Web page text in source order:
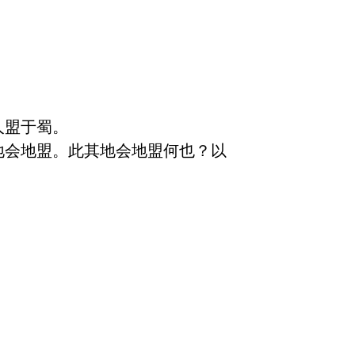
于蜀。
地盟。此其地会地盟何也？以